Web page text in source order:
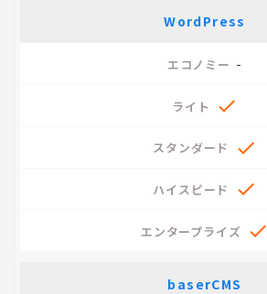
WordPress
-




baserCMS